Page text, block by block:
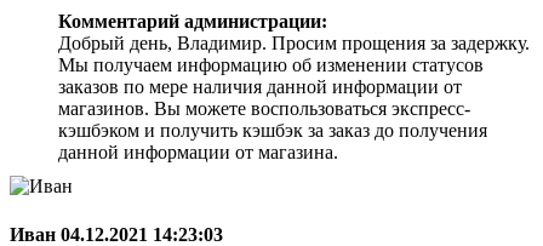
Комментарий администрации:
Добрый день, Владимир. Просим прощения за задержку.
Мы получаем информацию об изменении статусов
заказов по мере наличия данной информации от
магазинов. Вы можете воспользоваться экспресс-
кэшбэком и получить кэшбэк за заказ до получения
данной информации от магазина.
Иван 04.12.2021 14:23:03